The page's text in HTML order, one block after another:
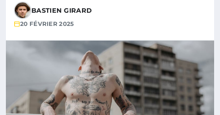
BASTIEN GIRARD
20 FÉVRIER 2025